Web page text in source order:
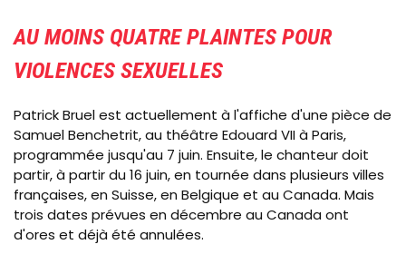
AU MOINS QUATRE PLAINTES POUR
VIOLENCES SEXUELLES
Patrick Bruel est actuellement à l'affiche d'une pièce de
Samuel Benchetrit, au théâtre Edouard VII à Paris,
programmée jusqu'au 7 juin. Ensuite, le chanteur doit
partir, à partir du 16 juin, en tournée dans plusieurs villes
françaises, en Suisse, en Belgique et au Canada. Mais
trois dates prévues en décembre au Canada ont
d'ores et déjà été annulées.